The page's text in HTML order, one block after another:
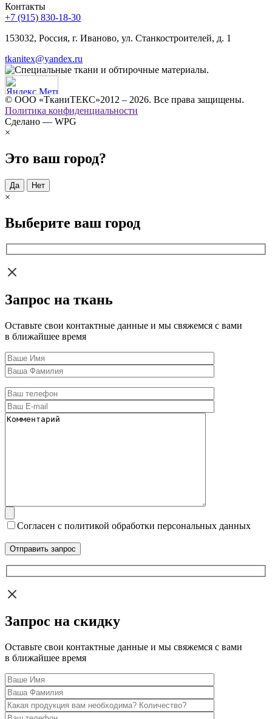
Контакты
+7 (915) 830-18-30
153032, Россия, г. Иваново, ул. Станкостроителей, д. 1
tkanitex@yandex.ru
© ООО «ТканиТЕКС»2012 – 2026. Все права защищены.
Политика конфиденциальности
Сделано — WPG
×
Это ваш город?
Да Нет
×
Выберите ваш город
Запрос на ткань
Оставьте свои контактные данные и мы свяжемся с вами
в ближайшее время
Согласен с политикой обработки персональных данных
Запрос на скидку
Оставьте свои контактные данные и мы свяжемся с вами
в ближайшее время